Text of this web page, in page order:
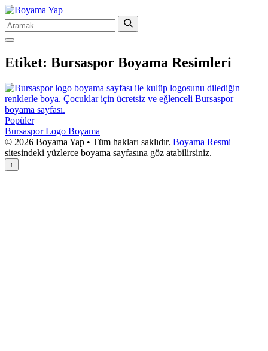
Etiket: Bursaspor Boyama Resimleri
Popüler
Bursaspor Logo Boyama
© 2026 Boyama Yap • Tüm hakları saklıdır. Boyama Resmi
sitesindeki yüzlerce boyama sayfasına göz atabilirsiniz.
↑